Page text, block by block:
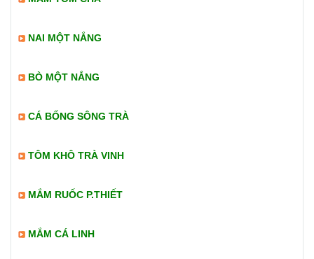
NAI MỘT NẮNG
BÒ MỘT NẮNG
CÁ BỐNG SÔNG TRÀ
TÔM KHÔ TRÀ VINH
MẮM RUỐC P.THIẾT
MẮM CÁ LINH